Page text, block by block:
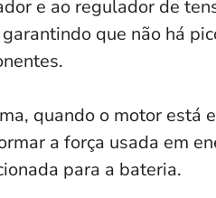
e ao regulador de
que não há
quando o motor está
a força usada em
para a bateria.